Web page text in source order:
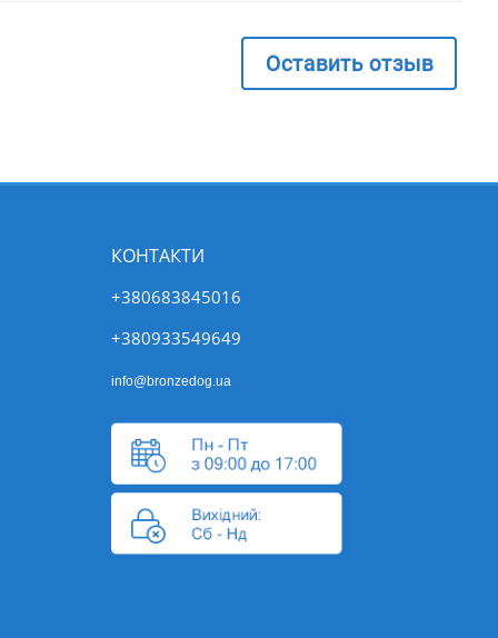
Оставить отзыв
КОНТАКТИ
+380683845016
+380933549649
info@bronzedog.ua